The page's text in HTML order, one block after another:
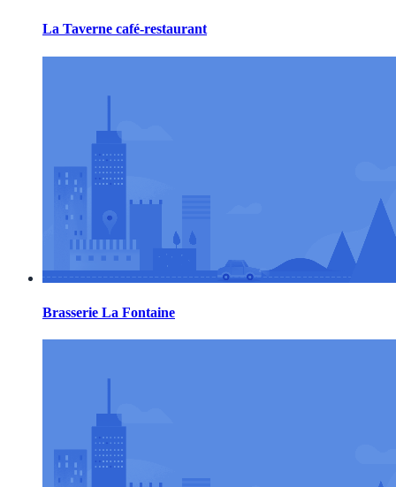
La Taverne café-restaurant
Brasserie La Fontaine